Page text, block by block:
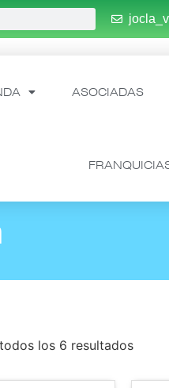
ASOCIADAS
los 6 resultados